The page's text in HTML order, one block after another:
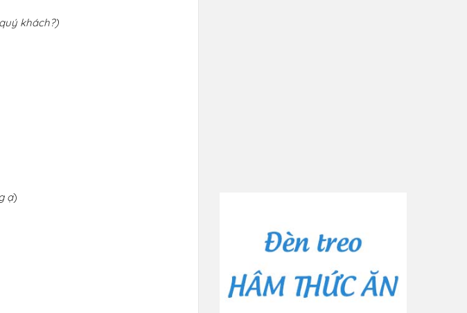
khách?)
ạ)